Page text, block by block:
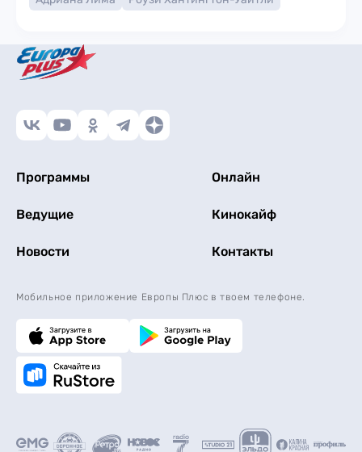
Программы Онлайн
Ведущие Кинокайф
Новости Контакты
Мобильное приложение Европы Плюс в твоем телефоне.